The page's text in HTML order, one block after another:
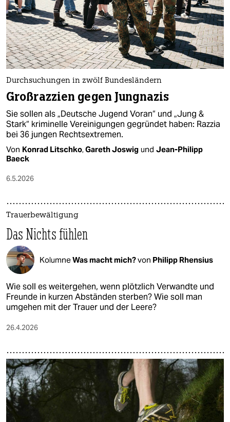
Durchsuchungen in zwölf Bundesländern
Großrazzien gegen Jungnazis
Sie sollen als „Deutsche Jugend Voran“ und „Jung &
Stark“ kriminelle Vereinigungen gegründet haben: Razzia
bei 36 jungen Rechtsextremen.
Von Konrad Litschko,Gareth Joswig und Jean-Philipp
Baeck
6.5.2026
Trauerbewältigung
Das Nichts fühlen
KolumneWas macht mich?von Philipp Rhensius
Wie soll es weitergehen, wenn plötzlich Verwandte und
Freunde in kurzen Abständen sterben? Wie soll man
umgehen mit der Trauer und der Leere?
26.4.2026